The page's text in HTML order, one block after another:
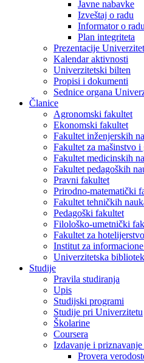
Javne nabavke
Izveštaj o radu
Informator o radu
Plan integriteta
Prezentacije
Kalendar aktivnosti
Univerzitetski bilten
Propisi i dokumenti
Sednice organa
Članice
Agronomski fakultet
Ekonomski fakultet
Fakultet inženjerskih
Fakultet za mašinstvo i
Fakultet medicinskih
Fakultet pedagoških
Pravni fakultet
Prirodno-matematički
Fakultet tehničkih
Pedagoški fakultet
Filološko-umetnički
Fakultet za
Institut za
Univerzitetska
Studije
Pravila studiranja
Upis
Studijski programi
Studije pri Univerzitetu
Školarine
Coursera
Izdavanje i
Provera